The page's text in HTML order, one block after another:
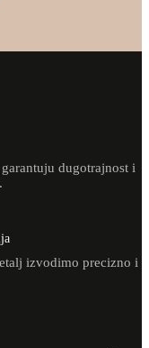
dugotrajnost i
izvodimo precizno i